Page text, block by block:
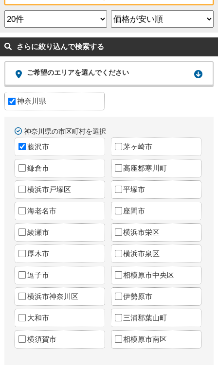
さらに絞り込んで検索する
ご希望のエリアを選んでください
神奈川県
神奈川県の市区町村を選択
藤沢市 茅ヶ崎市
鎌倉市 高座郡寒川町
横浜市戸塚区 平塚市
海老名市 座間市
綾瀬市 横浜市栄区
厚木市 横浜市泉区
逗子市 相模原市中央区
横浜市神奈川区 伊勢原市
大和市 三浦郡葉山町
横須賀市 相模原市南区